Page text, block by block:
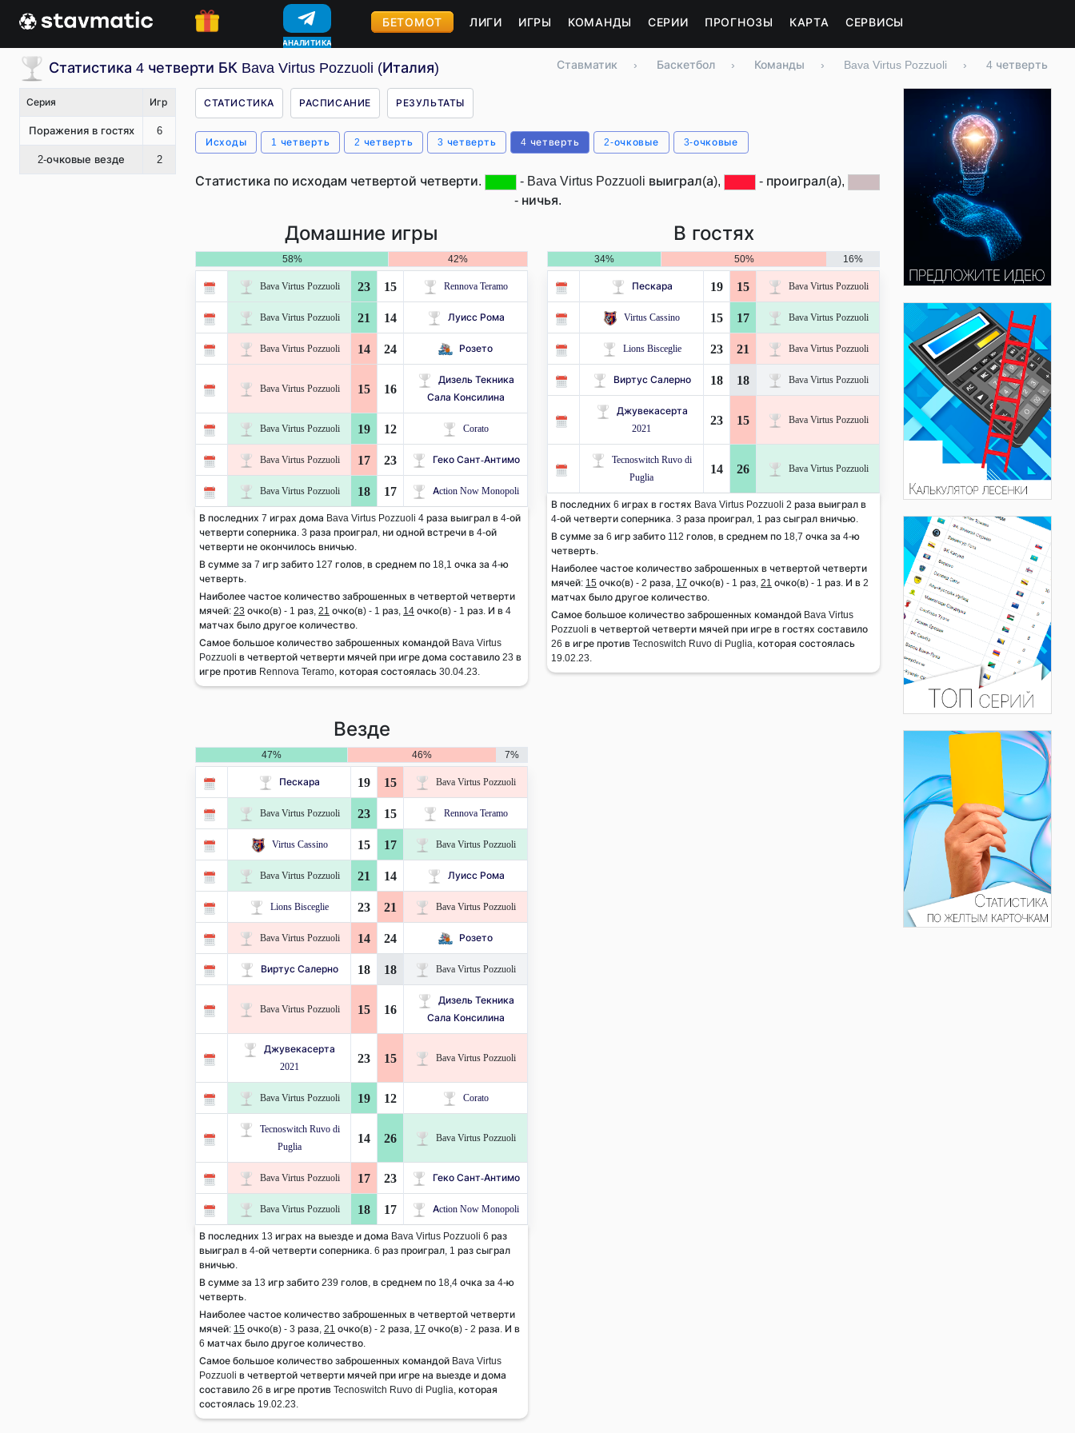
АНАЛИТИКА
КОНКУРСЫ
БЕТОМОТ ЛИГИ ИГРЫ КОМАНДЫ СЕРИИ ПРОГНОЗЫ КАРТА СЕРВИСЫ
Статистика 4 четверти БК Bava Virtus Pozzuoli (Италия) Ставматик › Баскетбол › Команды › Bava Virtus Pozzuoli › 4 четверть
Серия Игр
Поражения в гостях 6
2-очковые везде 2
СТАТИСТИКА РАСПИСАНИЕ РЕЗУЛЬТАТЫ
Исходы 1 четверть 2 четверть 3 четверть 4 четверть 2-очковые 3-очковые
Статистика по исходам четвертой четверти. - Bava Virtus Pozzuoli выиграл(а),
- проиграл(а),
- ничья.
Домашние игры
58% 42%
Bava Virtus Pozzuoli 23 15 Rennova Teramo
Bava Virtus Pozzuoli 21 14 Луисс Рома
Bava Virtus Pozzuoli 14 24 Розето
Bava Virtus Pozzuoli 15 16
Дизель Текника
Сала Консилина
Bava Virtus Pozzuoli 19 12 Corato
Bava Virtus Pozzuoli 17 23 Геко Сант-Антимо
Bava Virtus Pozzuoli 18 17 Action Now Monopoli
В последних 7 играх дома Bava Virtus Pozzuoli 4 раза выиграл в 4-ой
четверти соперника. 3 раза проиграл, ни одной встречи в 4-ой
четверти не окончилось вничью.
В сумме за 7 игр забито 127 голов, в среднем по 18,1 очка за 4-ю
четверть.
Наиболее частое количество заброшенных в четвертой четверти
мячей: 23 очко(в) - 1 раз, 21 очко(в) - 1 раз, 14 очко(в) - 1 раз. И в 4
матчах было другое количество.
Самое большое количество заброшенных командой Bava Virtus
Pozzuoli в четвертой четверти мячей при игре дома составило 23 в
игре против Rennova Teramo, которая состоялась 30.04.23.
В гостях
34% 50% 16%
Пескара 19 15 Bava Virtus Pozzuoli
Virtus Cassino 15 17 Bava Virtus Pozzuoli
Lions Bisceglie 23 21 Bava Virtus Pozzuoli
Виртус Салерно 18 18 Bava Virtus Pozzuoli
Джувекасерта
2021
23 15 Bava Virtus Pozzuoli
Tecnoswitch Ruvo di
Puglia
14 26 Bava Virtus Pozzuoli
В последних 6 играх в гостях Bava Virtus Pozzuoli 2 раза выиграл в
4-ой четверти соперника. 3 раза проиграл, 1 раз сыграл вничью.
В сумме за 6 игр забито 112 голов, в среднем по 18,7 очка за 4-ю
четверть.
Наиболее частое количество заброшенных в четвертой четверти
мячей: 15 очко(в) - 2 раза, 17 очко(в) - 1 раз, 21 очко(в) - 1 раз. И в 2
матчах было другое количество.
Самое большое количество заброшенных командой Bava Virtus
Pozzuoli в четвертой четверти мячей при игре в гостях составило
26 в игре против Tecnoswitch Ruvo di Puglia, которая состоялась
19.02.23.
Везде
47% 46% 7%
Пескара 19 15 Bava Virtus Pozzuoli
Bava Virtus Pozzuoli 23 15 Rennova Teramo
Virtus Cassino 15 17 Bava Virtus Pozzuoli
Bava Virtus Pozzuoli 21 14 Луисс Рома
Lions Bisceglie 23 21 Bava Virtus Pozzuoli
Bava Virtus Pozzuoli 14 24 Розето
Виртус Салерно 18 18 Bava Virtus Pozzuoli
Bava Virtus Pozzuoli 15 16
Дизель Текника
Сала Консилина
Джувекасерта
2021
23 15 Bava Virtus Pozzuoli
Bava Virtus Pozzuoli 19 12 Corato
Tecnoswitch Ruvo di
Puglia
14 26 Bava Virtus Pozzuoli
Bava Virtus Pozzuoli 17 23 Геко Сант-Антимо
Bava Virtus Pozzuoli 18 17 Action Now Monopoli
В последних 13 играх на выезде и дома Bava Virtus Pozzuoli 6 раз
выиграл в 4-ой четверти соперника. 6 раз проиграл, 1 раз сыграл
вничью.
В сумме за 13 игр забито 239 голов, в среднем по 18,4 очка за 4-ю
четверть.
Наиболее частое количество заброшенных в четвертой четверти
мячей: 15 очко(в) - 3 раза, 21 очко(в) - 2 раза, 17 очко(в) - 2 раза. И в
6 матчах было другое количество.
Самое большое количество заброшенных командой Bava Virtus
Pozzuoli в четвертой четверти мячей при игре на выезде и дома
составило 26 в игре против Tecnoswitch Ruvo di Puglia, которая
состоялась 19.02.23.